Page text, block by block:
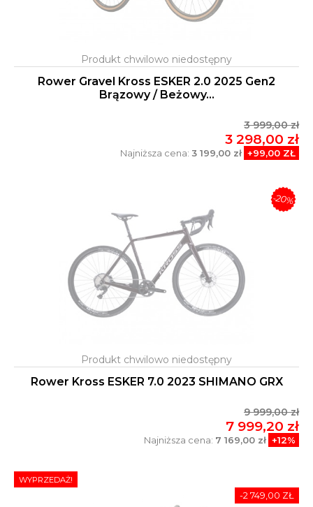
Rower Gravel Kross ESKER 2.0 2025 Gen2
Brązowy / Beżowy...
3 999,00 zł
3 298,00 zł
Najniższa cena: 3 199,00 zł +99,00 ZŁ
Rower Kross ESKER 7.0 2023 SHIMANO GRX
9 999,00 zł
7 999,20 zł
Najniższa cena: 7 169,00 zł +12%
-20%
WYPRZEDAŻ!
-2 749,00 ZŁ